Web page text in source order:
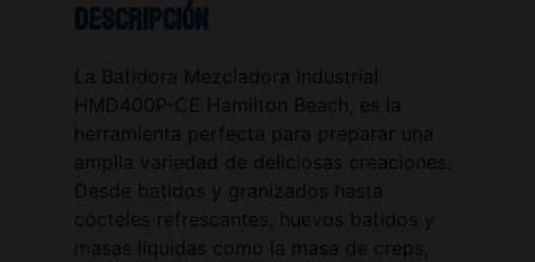
Descripción
La Batidora Mezcladora Industrial
HMD400P-CE Hamilton Beach, es la
herramienta perfecta para preparar una
amplia variedad de deliciosas creaciones.
Desde batidos y granizados hasta
cócteles refrescantes, huevos batidos y
masas líquidas como la masa de creps,